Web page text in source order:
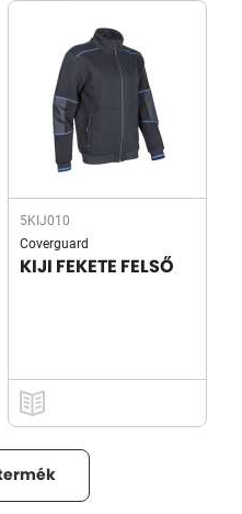
5KIJ010
Coverguard
KIJI FEKETE FELSŐ